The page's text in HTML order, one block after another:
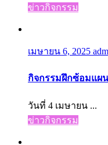
ข่าวกิจกรรม
เมษายน 6, 2025
กิจกรรมฝึกซ้อมแผ
วันที่ 4 เมษายน ...
ข่าวกิจกรรม